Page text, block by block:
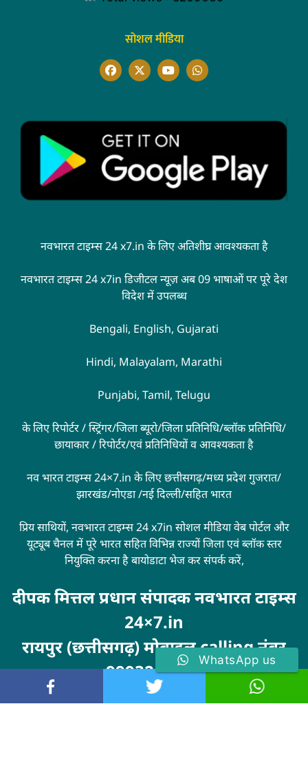
सोशल मीडिया
नवभारत टाइम्स 24 x7.in के लिए अतिशीघ्र आवश्यकता है
नवभारत टाइम्स 24 x7in डिजीटल न्यूज़ अब 09 भाषाओं पर पूरे देश
विदेश में उपलब्ध
Bengali, English, Gujarati
Hindi, Malayalam, Marathi
Punjabi, Tamil, Telugu
के लिए रिपोर्टर / स्ट्रिंगर/जिला ब्यूरो/जिला प्रतिनिधि/ब्लॉक प्रतिनिधि/
छायाकार / रिपोर्टर/एवं प्रतिनिधियों व आवश्यकता है
नव भारत टाइम्स 24×7.in के लिए छत्तीसगढ़/मध्य प्रदेश गुजरात/
झारखंड/नोएडा /नई दिल्ली/सहित भारत
प्रिय साथियों, नवभारत टाइम्स 24 x7in सोशल मीडिया वेब पोर्टल और
यूट्यूब चैनल में पूरे भारत सहित विभिन्न राज्यों जिला एवं ब्लॉक स्तर
नियुक्ति करना है बायोडाटा भेज कर संपर्क करें,
दीपक मित्तल प्रधान संपादक नवभारत टाइम्स
24×7.in
रायपुर (छत्तीसगढ़) मोबाइल calling नंबर
9993246100
MarketingHack4U
WhatsApp us